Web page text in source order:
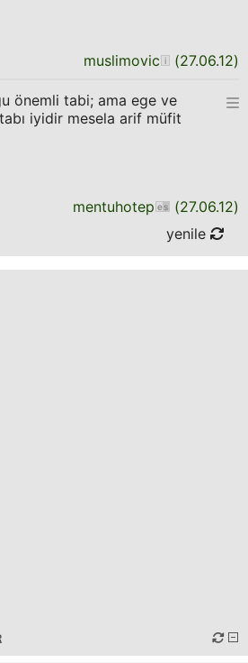
muslimovic (27.06.12)
önemli tabi; ama ege ve
iyidir mesela arif müfit
mentuhotep (27.06.12)
yenile